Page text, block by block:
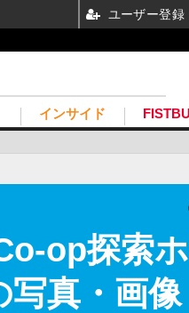
インサイド
op探索
写真・画像
ユーザー登録